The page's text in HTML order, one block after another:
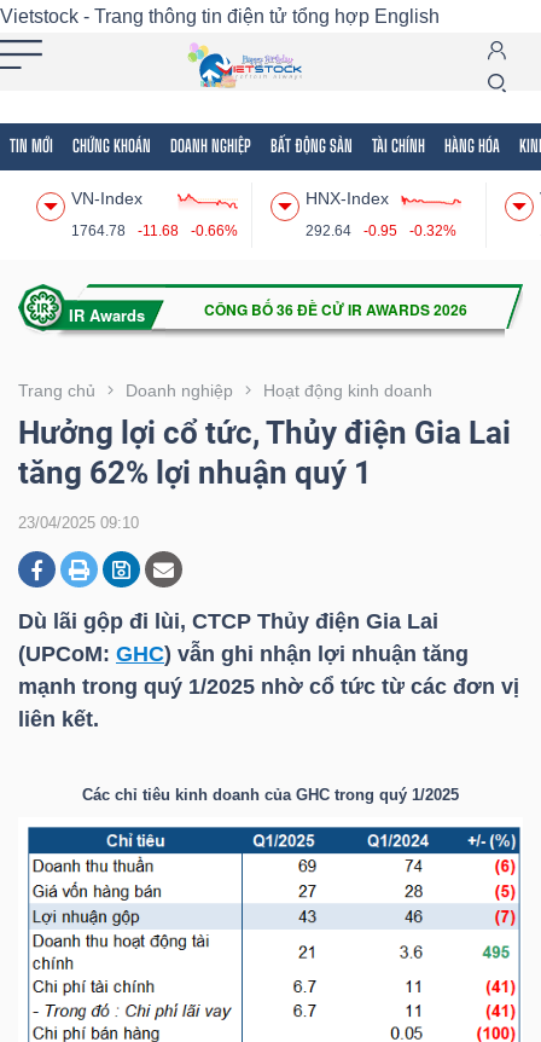
Vietstock - Trang thông tin điện tử tổng hợp English
TIN MỚI CHỨNG KHOÁN DOANH NGHIỆP BẤT ĐỘNG SẢN TÀI CHÍNH HÀNG HÓA
VN-Index
1764.78 -11.68 -0.66%
HNX-Index
292.64 -0.95 -0.32%
Trang chủ Doanh nghiệp Hoạt động kinh doanh
Hưởng lợi cổ tức, Thủy điện Gia Lai
tăng 62% lợi nhuận quý 1
23/04/2025 09:10
Dù lãi gộp đi lùi, CTCP Thủy điện Gia Lai
(UPCoM: GHC) vẫn ghi nhận lợi nhuận tăng
mạnh trong quý 1/2025 nhờ cổ tức từ các đơn vị
liên kết.
Các chỉ tiêu kinh doanh của GHC trong quý 1/2025
Tất cả Tính năng Ngành Mã chứng khoán
Tính
(-)
VIETSTOCK
CHỨNG
DOANH
NGHIỆP
ĐỘNG
TÀI
CHÍNH